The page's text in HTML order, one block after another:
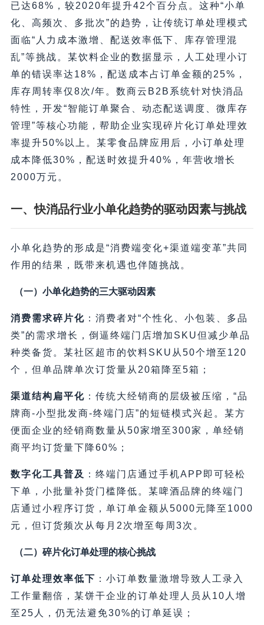
已达68%，较2020年提升42个百分点。这种“小单
化、高频次、多批次”的趋势，让传统订单处理模式
面临“人力成本激增、配送效率低下、库存管理混
乱”等挑战。某饮料企业的数据显示，人工处理小订
单的错误率达18%，配送成本占订单金额的25%，
库存周转率仅8次/年。数商云B2B系统针对快消品
特性，开发“智能订单聚合、动态配送调度、微库存
管理”等核心功能，帮助企业实现碎片化订单处理效
率提升50%以上。某零食品牌应用后，小订单处理
成本降低30%，配送时效提升40%，年营收增长
2000万元。
一、快消品行业小单化趋势的驱动因素与挑战
小单化趋势的形成是“消费端变化+渠道端变革”共同
作用的结果，既带来机遇也伴随挑战。
（一）小单化趋势的三大驱动因素
消费需求碎片化 ：消费者对“个性化、小包装、多品
类”的需求增长，倒逼终端门店增加SKU但减少单品
种类备货。某社区超市的饮料SKU从50个增至120
个，但单品牌单次订货量从20箱降至5箱；
渠道结构扁平化 ：传统大经销商的层级被压缩，“品
牌商-小型批发商-终端门店”的短链模式兴起。某方
便面企业的经销商数量从50家增至300家，单经销
商平均订货量下降60%；
数字化工具普及
：终端门店通过手机APP即可轻松
下单，小批量补货门槛降低。某啤酒品牌的终端门
店通过小程序订货，单订单金额从5000元降至1000
元，但订货频次从每月2次增至每周3次。
（二）碎片化订单处理的核心挑战
订单处理效率低下 ：小订单数量激增导致人工录入
工作量翻倍，某饼干企业的订单处理人员从10人增
至25人，仍无法避免30%的订单延误；